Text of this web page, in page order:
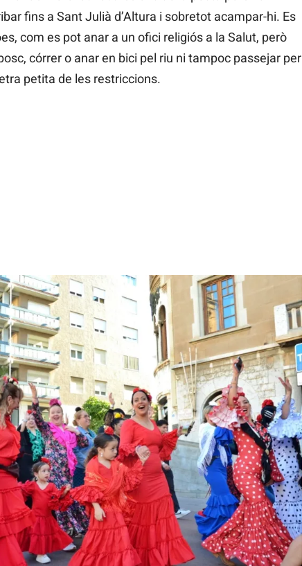
fins a Sant Julià d’Altura i sobretot acampar-hi. Es
com es pot anar a un ofici religiós a la Salut, però
córrer o anar en bici pel riu ni tampoc passejar per
petita de les restriccions.